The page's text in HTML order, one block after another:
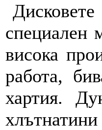
Дисковете
специален
висока
работа,
хартия.